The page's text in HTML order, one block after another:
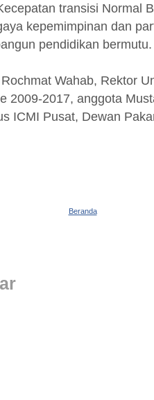
transisi Normal
kepemimpinan dan
pendidikan
Wahab, Rektor
2009-2017, anggota
ICMI Pusat, Dewan
Beranda